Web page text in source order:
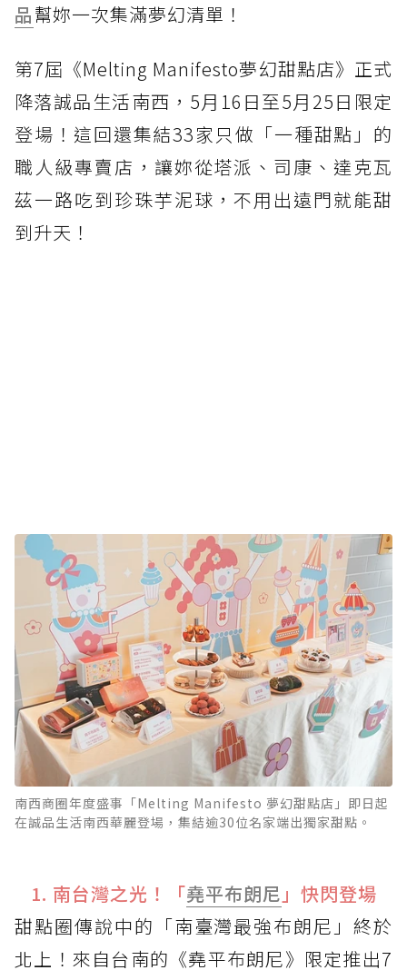
品幫妳一次集滿夢幻清單！
第7屆《Melting Manifesto夢幻甜點店》正式
降落誠品生活南西，5月16日至5月25日限定
登場！這回還集結33家只做「一種甜點」的
職人級專賣店，讓妳從塔派、司康、達克瓦
茲一路吃到珍珠芋泥球，不用出遠門就能甜
到升天！
南西商圈年度盛事「Melting Manifesto 夢幻甜點店」即日起
在誠品生活南西華麗登場，集結逾30位名家端出獨家甜點。
1. 南台灣之光！「堯平布朗尼 」快閃登場
甜點圈傳說中的「南臺灣最強布朗尼」終於
北上！來自台南的《堯平布朗尼》限定推出7